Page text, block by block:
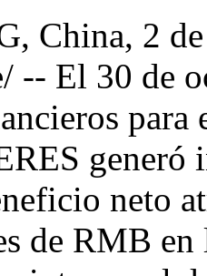
China, 2
-- El 30 de
para
generó
neto
de RMB en